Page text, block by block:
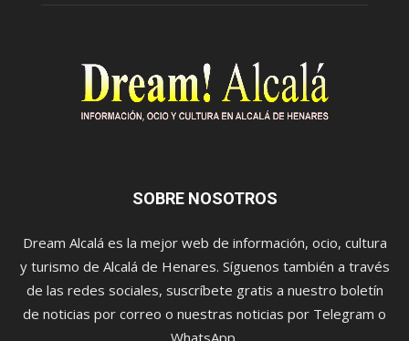
SOBRE NOSOTROS
Dream Alcalá es la mejor web de información, ocio, cultura
y turismo de Alcalá de Henares. Síguenos también a través
de las redes sociales, suscríbete gratis a nuestro boletín
de noticias por correo o nuestras noticias por Telegram o
WhatsApp.